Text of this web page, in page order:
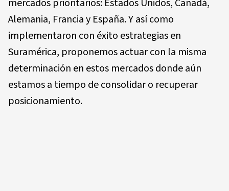
mercados prioritarios: Estados Unidos, Canadá,
Alemania, Francia y España. Y así como
implementaron con éxito estrategias en
Suramérica, proponemos actuar con la misma
determinación en estos mercados donde aún
estamos a tiempo de consolidar o recuperar
posicionamiento.